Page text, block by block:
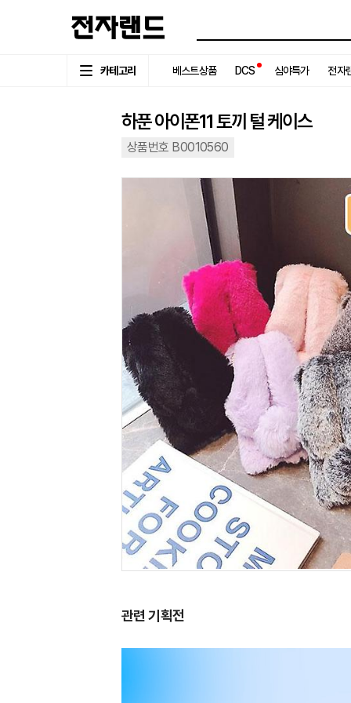
카테고리 베스트상품 DCS 심야특가 전자
하푼 아이폰11 토끼 털 케이스
상품번호 B0010560
관련 기획전